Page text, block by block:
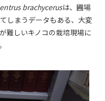
brachycerusは、圃場
しまうデータもある、大変
難しいキノコの栽培現場に